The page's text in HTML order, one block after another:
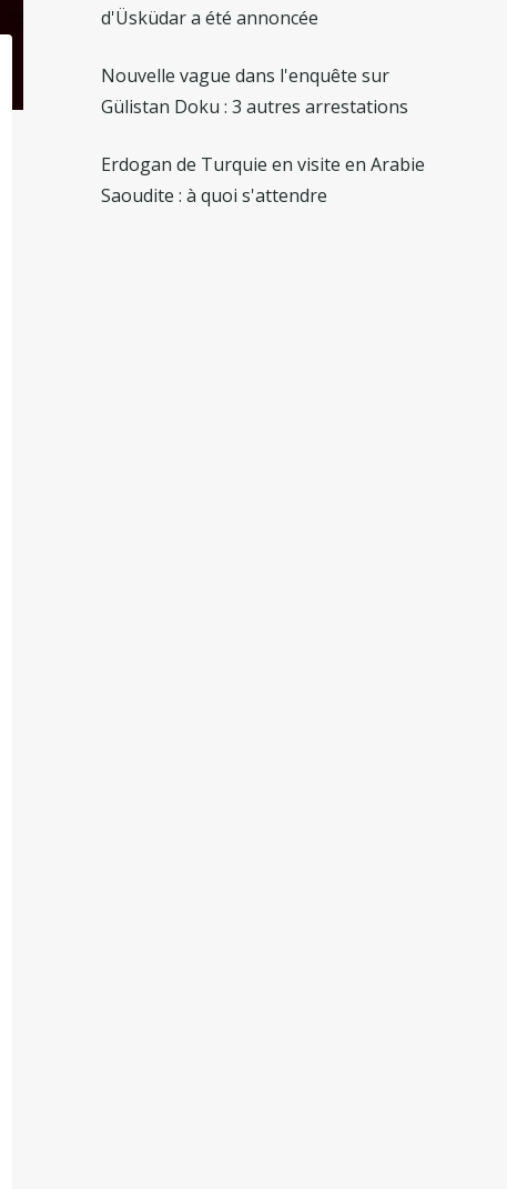
d'Üsküdar a été annoncée
Nouvelle vague dans l'enquête sur
Gülistan Doku : 3 autres arrestations
Erdogan de Turquie en visite en Arabie
Saoudite : à quoi s'attendre